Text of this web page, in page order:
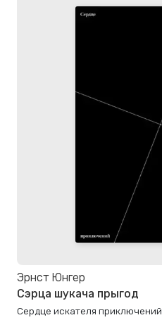
Эрнст Юнгер
Сэрца шукача прыгод
Сердце искателя приключений